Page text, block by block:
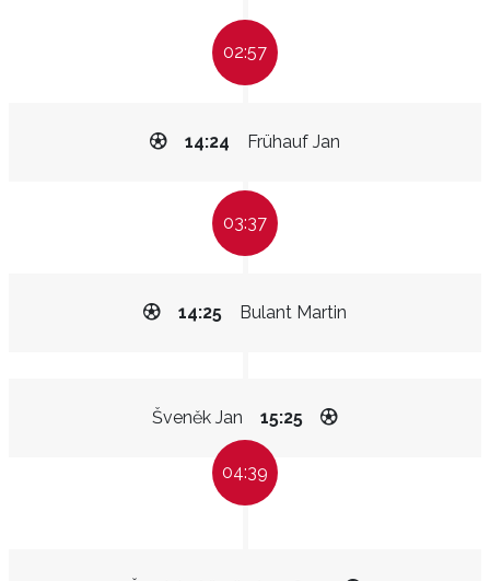
02:57
Frühauf Jan
14:24
03:37
Bulant Martin
14:25
Šveněk Jan 15:25
04:39